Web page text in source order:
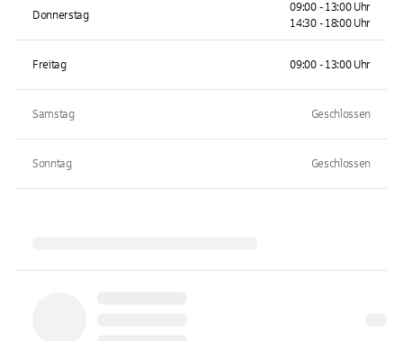
Donnerstag
09:00 - 13:00 Uhr
14:30 - 18:00 Uhr
Freitag 09:00 - 13:00 Uhr
Samstag Geschlossen
Sonntag Geschlossen